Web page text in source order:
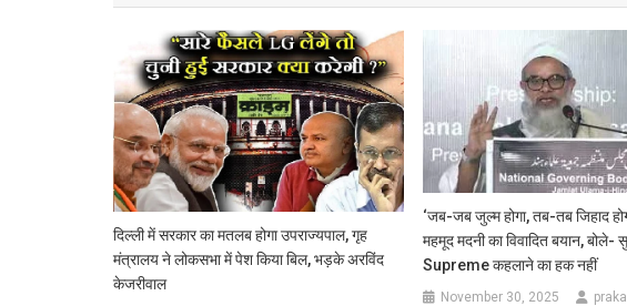
दिल्ली में सरकार का मतलब होगा उपराज्यपाल, गृह
मंत्रालय ने लोकसभा में पेश किया बिल, भड़के अरविंद
केजरीवाल
‘जब-जब जुल्म होगा, तब-तब जिहाद
महमूद मदनी का विवादित बयान, बोले-
Supreme कहलाने का हक नहीं
November 30, 2025